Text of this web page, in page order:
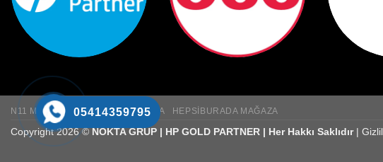
N11 MAĞAZA TRENDYOL MAĞAZA HEPSIBURADA MAĞAZA
Copyright 2026 ©NOKTA GRUP | HP GOLD PARTNER | Her Hakkı Saklıdır|
05414359795